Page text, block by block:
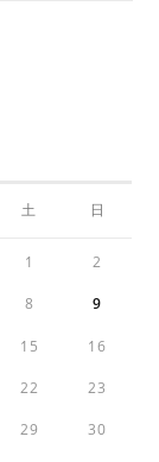
土 日
1 2
8 9
15 16
22 23
29 30